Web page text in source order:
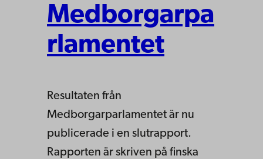
Medborgarpa
rlamentet
Resultaten från
Medborgarparlamentet är nu
publicerade i en slutrapport.
Rapporten är skriven på finska